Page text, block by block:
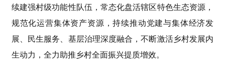
续建强村级功能性队伍，常态化盘活辖区特色生态资源，
规范化运营集体资产资源，持续推动党建与集体经济发
展、民生服务、基层治理深度融合，不断激活乡村发展内
生动力，全力助推乡村全面振兴提质增效。